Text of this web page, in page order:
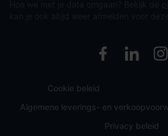
Cookie beleid
Algemene leverings- en
Privacy beleid